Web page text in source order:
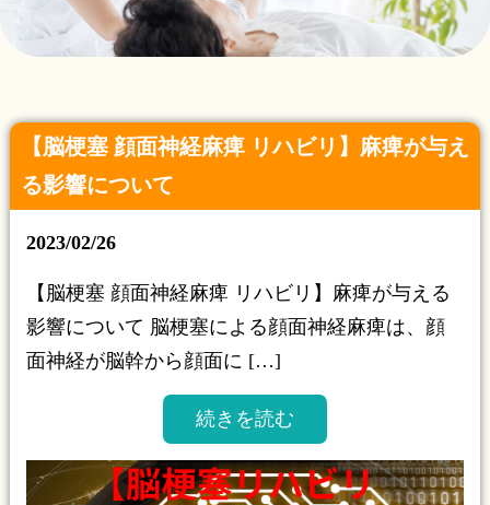
【脳梗塞 顔面神経麻痺 リハビリ】麻痺が与え
る影響について
2023/02/26
【脳梗塞 顔面神経麻痺 リハビリ】麻痺が与える
影響について 脳梗塞による顔面神経麻痺は、顔
面神経が脳幹から顔面に […]
続きを読む